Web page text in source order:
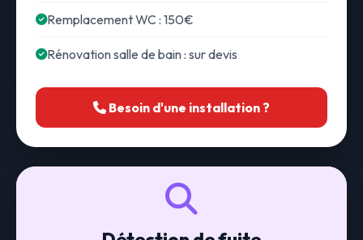
Remplacement WC : 150€
Rénovation salle de bain : sur devis
Besoin d'une installation ?